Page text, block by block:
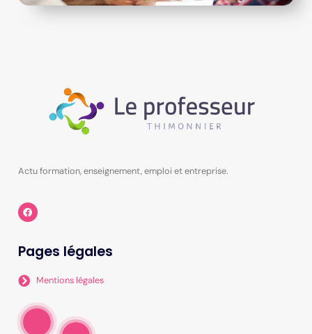
Actu formation, enseignement, emploi et entreprise.
Pages légales
Mentions légales